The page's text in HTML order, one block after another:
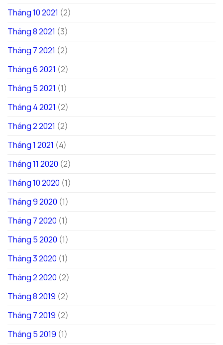
Tháng 10 2021 (2)
Tháng 8 2021 (3)
Tháng 7 2021 (2)
Tháng 6 2021 (2)
Tháng 5 2021 (1)
Tháng 4 2021 (2)
Tháng 2 2021 (2)
Tháng 1 2021 (4)
Tháng 11 2020 (2)
Tháng 10 2020 (1)
Tháng 9 2020 (1)
Tháng 7 2020 (1)
Tháng 5 2020 (1)
Tháng 3 2020 (1)
Tháng 2 2020 (2)
Tháng 8 2019 (2)
Tháng 7 2019 (2)
Tháng 5 2019 (1)